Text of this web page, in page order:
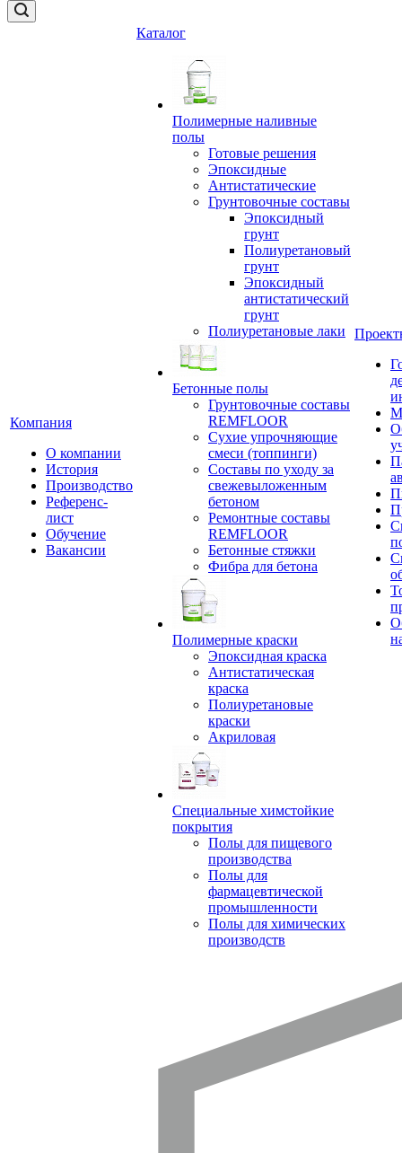
Компания
О компании
История
Производство
Референс-
лист
Обучение
Вакансии
Каталог
Полимерные наливные
полы
Готовые решения
Эпоксидные
Антистатические
Грунтовочные составы
Эпоксидный
грунт
Полиуретановый
грунт
Эпоксидный
антистатический
грунт
Полиуретановые лаки
Бетонные полы
Грунтовочные составы
REMFLOOR
Сухие упрочняющие
смеси (топпинги)
Составы по уходу за
свежевыложенным
бетоном
Ремонтные составы
REMFLOOR
Бетонные стяжки
Фибра для бетона
Полимерные краски
Эпоксидная краска
Антистатическая
краска
Полиуретановые
краски
Акриловая
Специальные химстойкие
покрытия
Полы для пищевого
производства
Полы для
фармацевтической
промышленности
Полы для химических
производств